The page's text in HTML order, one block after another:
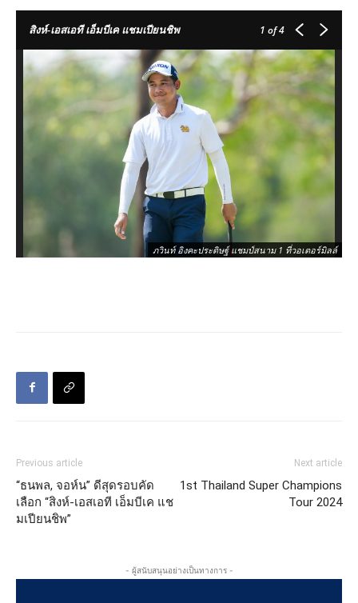
สิงห์-เอสเอที เอ็มบีเค แชมเปียนชิพ 1 of 4
ภวินท์ อิงคะประดิษฐ์ แชมป์สนาม 1 ที่วอเตอร์มิลล์
Previous article
“ธนพล, จอห์น” ดีสุดรอบคัด
เลือก “สิงห์-เอสเอที เอ็มบีเค แช
มเปียนชิพ”
Next article
1st Thailand Super Champions
Tour 2024
- ผู้สนับสนุนอย่างเป็นทางการ -